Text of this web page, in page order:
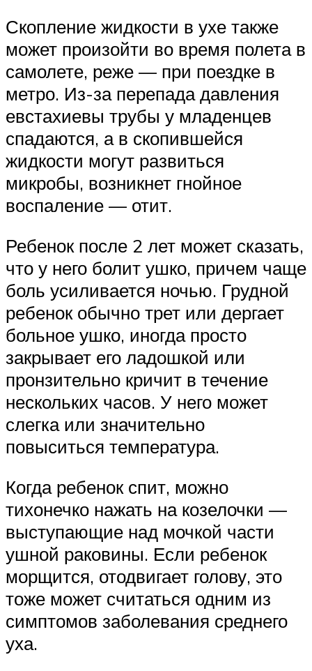
Скопление жидкости в ухе также
может произойти во время полета в
самолете, реже — при поездке в
метро. Из-за перепада давления
евстахиевы трубы у младенцев
спадаются, а в скопившейся
жидкости могут развиться
микробы, возникнет гнойное
воспаление — отит.
Ребенок после 2 лет может сказать,
что у него болит ушко, причем чаще
боль усиливается ночью. Грудной
ребенок обычно трет или дергает
больное ушко, иногда просто
закрывает его ладошкой или
пронзительно кричит в течение
нескольких часов. У него может
слегка или значительно
повыситься температура.
Когда ребенок спит, можно
тихонечко нажать на козелочки —
выступающие над мочкой части
ушной раковины. Если ребенок
морщится, отодвигает голову, это
тоже может считаться одним из
симптомов заболевания среднего
уха.